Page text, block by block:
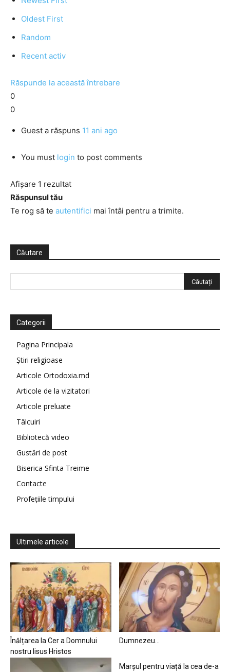
Oldest First
Random
Recent activ
Răspunde la această întrebare
0
0
Guest a răspuns 11 ani ago
You must login to post comments
Afișare 1 rezultat
Răspunsul tău
Te rog să te autentifici mai întâi pentru a trimite.
Căutare
Categorii
Pagina Principala
Știri religioase
Articole Ortodoxia.md
Articole de la vizitatori
Articole preluate
Tâlcuiri
Bibliotecă video
Gustări de post
Biserica Sfinta Treime
Contacte
Profețiile timpului
Ultimele articole
Înălțarea la Cer a Domnului
nostru Iisus Hristos
Dumnezeu…
Marșul pentru viață la cea de-a